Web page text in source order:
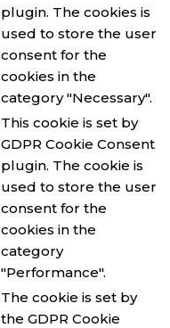
plugin. The cookies is
used to store the user
consent for the
cookies in the
category "Necessary".
This cookie is set by
GDPR Cookie Consent
plugin. The cookie is
used to store the user
consent for the
cookies in the
category
"Performance".
The cookie is set by
the GDPR Cookie